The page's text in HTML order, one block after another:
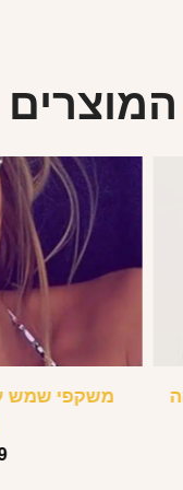
משקפי שמש